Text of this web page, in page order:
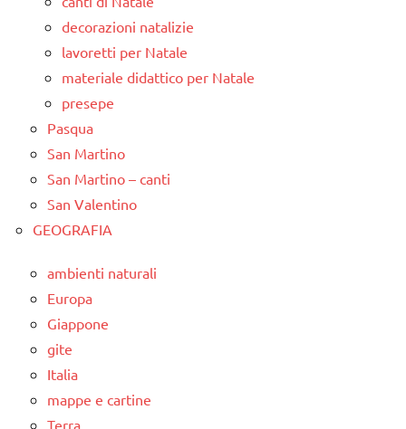
decorazioni natalizie
lavoretti per Natale
materiale didattico per Natale
presepe
Pasqua
San Martino
San Martino – canti
San Valentino
GEOGRAFIA
ambienti naturali
Europa
Giappone
gite
Italia
mappe e cartine
Terra